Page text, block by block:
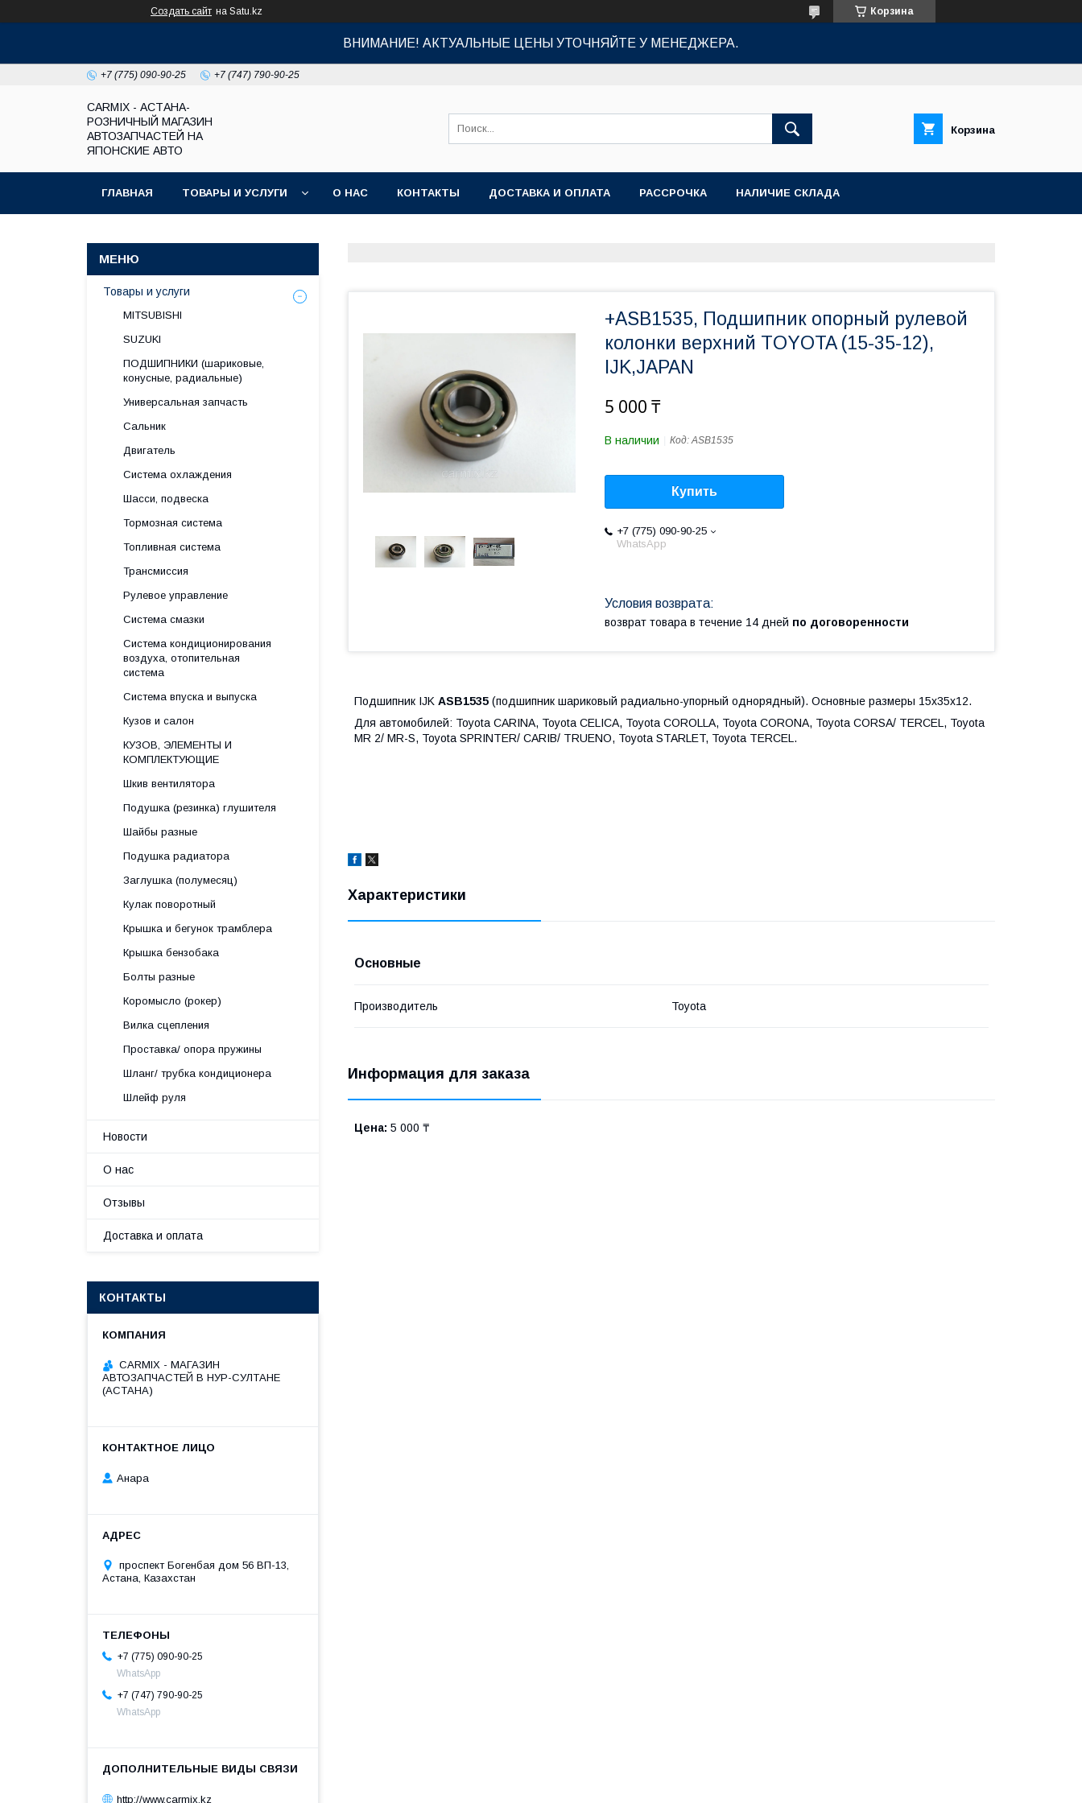
Создать сайт на Satu.kz Корзина
ВНИМАНИЕ! АКТУАЛЬНЫЕ ЦЕНЫ УТОЧНЯЙТЕ У МЕНЕДЖЕРА.
+7 (775) 090-90-25 +7 (747) 790-90-25
СARMIX - АСТАНА-
РОЗНИЧНЫЙ МАГАЗИН
АВТОЗАПЧАСТЕЙ НА
ЯПОНСКИЕ АВТО
Корзина
ГЛАВНАЯ ТОВАРЫ И УСЛУГИ О НАС КОНТАКТЫ ДОСТАВКА И ОПЛАТА РАССРОЧКА НАЛИЧИЕ СКЛАДА
+ASB1535, Подшипник опорный рулевой
колонки верхний TOYOTA (15-35-12),
IJK,JAPAN
5 000 ₸
В наличии Код:ASB1535
Купить
+7 (775) 090-90-25
WhatsApp
возврат товара в течение 14 дней по договоренности
Подшипник IJK ASB1535 (подшипник шариковый радиально-упорный однорядный). Основные размеры 15x35x12.
Для автомобилей: Toyota CARINA, Toyota CELICA, Toyota COROLLA, Toyota CORONA, Toyota CORSA/ TERCEL, Toyota
MR 2/ MR-S, Toyota SPRINTER/ CARIB/ TRUENO, Toyota STARLET, Toyota TERCEL.
Характеристики
Основные
Производитель Toyota
Информация для заказа
Цена: 5 000 ₸
Товары и услуги
MITSUBISHI
SUZUKI
ПОДШИПНИКИ (шариковые,
конусные, радиальные)
Универсальная запчасть
Сальник
Двигатель
Система охлаждения
Шасси, подвеска
Тормозная система
Топливная система
Трансмиссия
Рулевое управление
Система смазки
Система кондиционирования
воздуха, отопительная
система
Система впуска и выпуска
Кузов и салон
КУЗОВ, ЭЛЕМЕНТЫ И
КОМПЛЕКТУЮЩИЕ
Шкив вентилятора
Подушка (резинка) глушителя
Шайбы разные
Подушка радиатора
Заглушка (полумесяц)
Кулак поворотный
Крышка и бегунок трамблера
Крышка бензобака
Болты разные
Коромысло (рокер)
Вилка сцепления
Проставка/ опора пружины
Шланг/ трубка кондиционера
Шлейф руля
Новости
О нас
Отзывы
Доставка и оплата
КОНТАКТЫ
СARMIX - МАГАЗИН
АВТОЗАПЧАСТЕЙ В НУР-СУЛТАНЕ
(АСТАНА)
Анара
проспект Богенбая дом 56 ВП-13,
Астана, Казахстан
+7 (775) 090-90-25
WhatsApp
+7 (747) 790-90-25
WhatsApp
http://www.carmix.kz